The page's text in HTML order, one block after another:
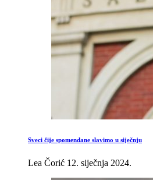
Sveci čije spomendane slavimo u siječnju
Lea Čorić 12. siječnja 2024.